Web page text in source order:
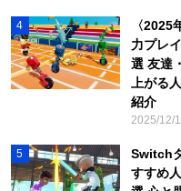
4
〈
力プレ
選 友達
上がる
紹介
5
Switch
すすめ